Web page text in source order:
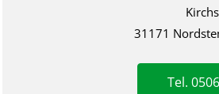
31171
Tel.